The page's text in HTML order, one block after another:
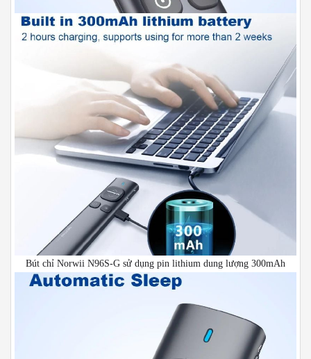
Bút chỉ Norwii N96S-G sử dụng pin lithium dung lượng 300mAh